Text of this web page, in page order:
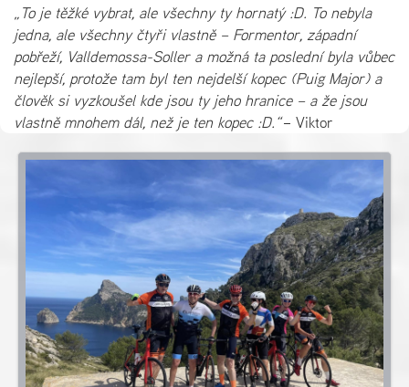
„To je těžké vybrat, ale všechny ty hornatý :D. To nebyla
jedna, ale všechny čtyři vlastně – Formentor, západní
pobřeží, Valldemossa-Soller a možná ta poslední byla vůbec
nejlepší, protože tam byl ten nejdelší kopec (Puig Major) a
člověk si vyzkoušel kde jsou ty jeho hranice – a že jsou
vlastně mnohem dál, než je ten kopec :D.“– Viktor